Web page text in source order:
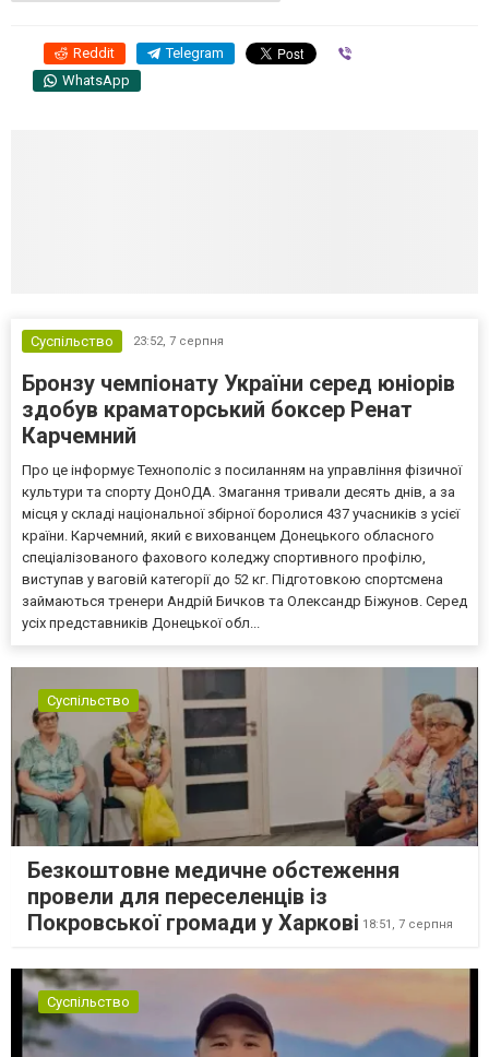
Reddit Telegram
WhatsApp
Суспільство 23:52, 7 серпня
Бронзу чемпіонату України серед юніорів
здобув краматорський боксер Ренат
Карчемний
Про це інформує Технополіс з посиланням на управління фізичної
культури та спорту ДонОДА. Змагання тривали десять днів, а за
місця у складі національної збірної боролися 437 учасників з усієї
країни. Карчемний, який є вихованцем Донецького обласного
спеціалізованого фахового коледжу спортивного профілю,
виступав у ваговій категорії до 52 кг. Підготовкою спортсмена
займаються тренери Андрій Бичков та Олександр Біжунов. Серед
усіх представників Донецької обл...
Суспільство
Безкоштовне медичне обстеження
провели для переселенців із
Покровської громади у Харкові 18:51, 7 серпня
Суспільство